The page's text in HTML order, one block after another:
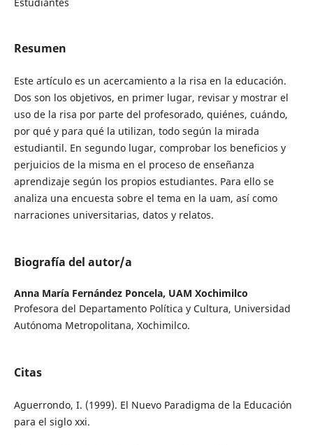
Resumen
Este artículo es un acercamiento a la risa en la educación.
Dos son los objetivos, en primer lugar, revisar y mostrar el
uso de la risa por parte del profesorado, quiénes, cuándo,
por qué y para qué la utilizan, todo según la mirada
estudiantil. En segundo lugar, comprobar los beneficios y
perjuicios de la misma en el proceso de enseñanza
aprendizaje según los propios estudiantes. Para ello se
analiza una encuesta sobre el tema en la uam, así como
narraciones universitarias, datos y relatos.
Biografía del autor/a
Anna María Fernández Poncela, UAM Xochimilco
Profesora del Departamento Política y Cultura, Universidad
Autónoma Metropolitana, Xochimilco.
Citas
Aguerrondo, I. (1999). El Nuevo Paradigma de la Educación
para el siglo xxi.